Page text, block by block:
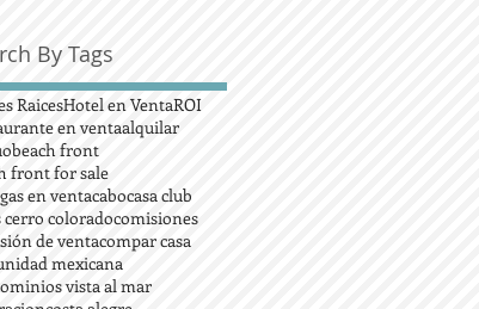
By Tags
RaicesHotel en VentaROI
en ventaalquilar
beach front
front for sale
en ventacabocasa club
cerro coloradocomisiones
de ventacompar casa
mexicana
vista al mar